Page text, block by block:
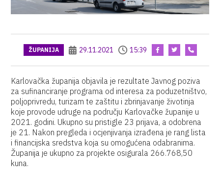
ŽUPANIJA 29.11.2021 15:39
Karlovačka županija objavila je rezultate Javnog poziva
za sufinanciranje programa od interesa za poduzetništvo,
poljoprivredu, turizam te zaštitu i zbrinjavanje životinja
koje provode udruge na području Karlovačke županije u
2021. godini. Ukupno su pristigle 23 prijava, a odobrena
je 21. Nakon pregleda i ocjenjivanja izrađena je rang lista
i financijska sredstva koja su omogućena odabranima.
Županija je ukupno za projekte osigurala 266.768,50
kuna.